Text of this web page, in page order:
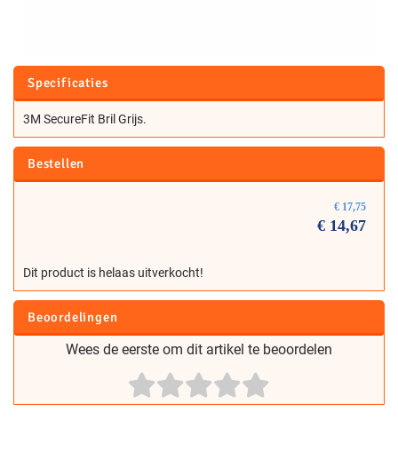
Specificaties
3M SecureFit Bril Grijs.
Bestellen
€ 17,75
€ 14,67
Dit product is helaas uitverkocht!
Beoordelingen
Wees de eerste om dit artikel te beoordelen